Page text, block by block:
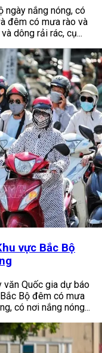
ngày nắng nóng, có
đêm có mưa rào và
dông rải rác, cụ...
vực Bắc Bộ
văn Quốc gia dự báo
Bộ đêm có mưa
có nơi nắng nóng...